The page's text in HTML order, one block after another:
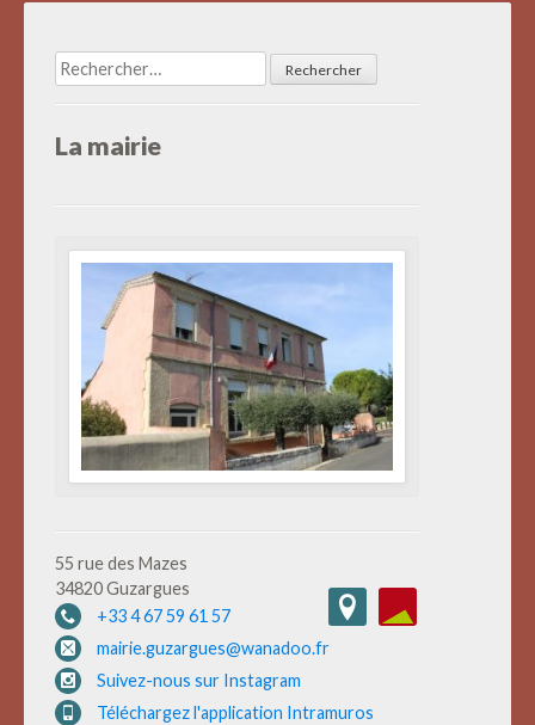
Rechercher :
La mairie
55 rue des Mazes
34820 Guzargues
+33 4 67 59 61 57
mairie.guzargues@wanadoo.fr
Suivez-nous sur Instagram
Téléchargez l'application Intramuros